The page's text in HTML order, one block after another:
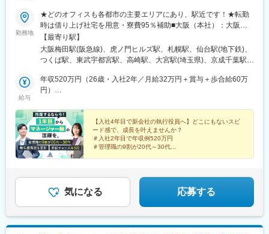
勤務地
★どのオフィスも各都市の主要エリアにあり、駅近です！★転勤
時は借り上げ社宅を用意・寮費95％補助■大阪（本社）：大阪市
北区■東京：東京都港区■札幌：北海道札幌市北区■仙台：宮城県
仙台市青葉区■つくば：茨城県つくば市■宇都宮：栃木県宇都宮市
■高崎：群馬県高崎市■大宮：埼玉県さいたま市大宮区■千葉：千
市■金沢：石川県金沢市■新潟：新潟県新潟市中央区■長野：長野
県長野市■名古屋：愛知県名古屋市中村区■静岡：静岡県静岡市駿
路：兵庫県姫路市■神戸：兵庫県神戸市中央区■高松：香川県高松
市■岡山：岡山県岡山市北区■広島：広島県広島市中区■福岡：福
岡県福岡市中央区■熊本：熊本県熊本市中央区★2026年も新拠点
立ち上げを予定！※受動喫煙防止対策：オフィス内全面禁煙
【最寄り駅】
大阪梅田駅(阪急線)、虎ノ門ヒルズ駅、札幌駅、仙台駅(地下鉄)、
つくば駅、東武宇都宮駅、高崎駅、大宮駅(埼玉県)、京成千葉駅、
岡駅、浜松駅、名古屋駅、烏丸駅、山陽姫路駅、三宮駅(神戸新交
通)、高松駅(香川県)、岡山駅、八丁堀駅(広島県)、天神駅、花畑町
駅、神奈川駅、オークスカナルパークホテル富山前、金沢駅、市
役所前駅(長野県)、新静岡駅、第一通り駅、近鉄名古屋駅、四条駅
(京都市営)、姫路駅、神戸三宮駅(阪神)、高松築港駅、岡山駅前
駅、胡町駅、天神南駅、辛島町駅、梅田駅(地下鉄)、神谷町駅、北
１２条駅、あおば通駅、新千葉駅、新高島駅、富山駅、日吉町
道公園駅、銀山町駅、西鉄福岡駅、西辛島町駅
給与
年収520万円（26歳・入社2年／月給32万円＋賞与＋歩合給60万
円）
円）
【入社4年目で新会社の執行役員へ】どこにもないスピ
ード感で、成長を叶えませんか？
＃入社2年目で年収例520万円
＃管理職の9割が20代～30代
気になる 応募する